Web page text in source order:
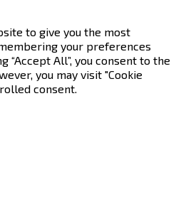
to give you the most
your preferences
“Accept All”, you consent to the
you may visit "Cookie
consent.